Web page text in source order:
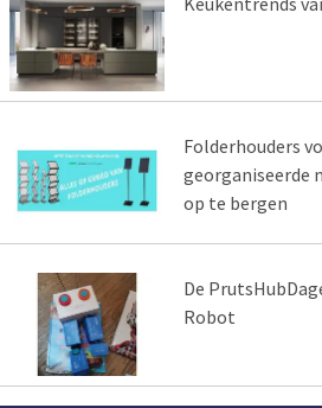
Folderhouders
georganiseerde
op te bergen
De
Robot